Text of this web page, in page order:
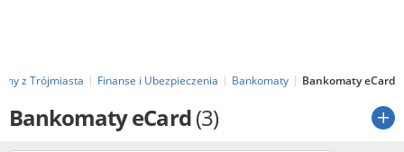
z Trójmiasta Finanse i Ubezpieczenia Bankomaty Bankomaty eCard
Bankomaty eCard(3)